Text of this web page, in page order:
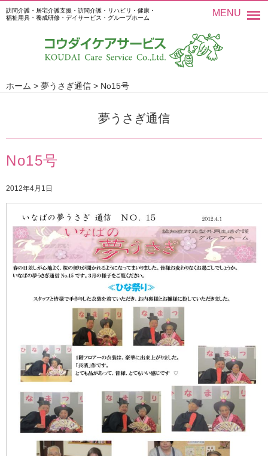
訪問介護・居宅介護支援・訪問介護・リハビリ・健康・
福祉用具・養成研修・デイサービス・グループホーム
MENU
ホーム > 夢うさぎ通信 > No15号
夢うさぎ通信
No15号
2012年4月1日